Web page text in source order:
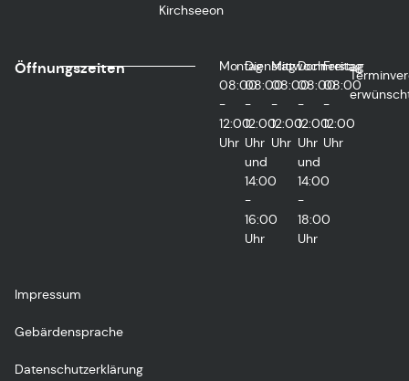
Kirchseeon
Öffnungszeiten
Montag
08:00
-
12:00
Uhr
Dienstag
08:00
-
12:00
Uhr
und
14:00
-
16:00
Uhr
Mittwoch
08:00
-
12:00
Uhr
Donnerstag
08:00
-
12:00
Uhr
und
14:00
-
18:00
Uhr
Freitag
08:00
-
12:00
Uhr
Impressum
Gebärdensprache
Datenschutzerklärung